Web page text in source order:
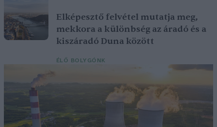
Elképesztő felvétel mutatja meg,
mekkora a különbség az áradó és a
kiszáradó Duna között
ÉLŐ BOLYGÓNK